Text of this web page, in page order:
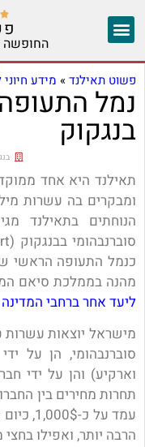

החופשה
פשוט תאילנד» מידע חיוני
נמל
בנגקוק
תאילנד היא אחד
ומבקרים בה עשרות
הנוחתים בתאילנד
כנמל התעופה הראשי
מהנה בממלכת סיאם
ליעד אחר ברחבי המדינה
מישראל יוצאות עשרות
סוברנבהומי, הן על
וארקיע) והן על ידי
תחרות מחירים בין
עמד על
הרבה יותר, ואפילו